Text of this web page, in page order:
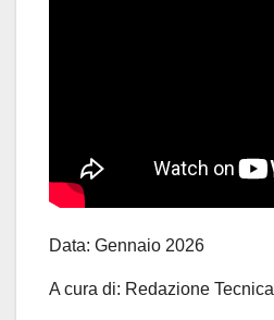
Data: Gennaio 2026
A cura di: Redazione Tecnica